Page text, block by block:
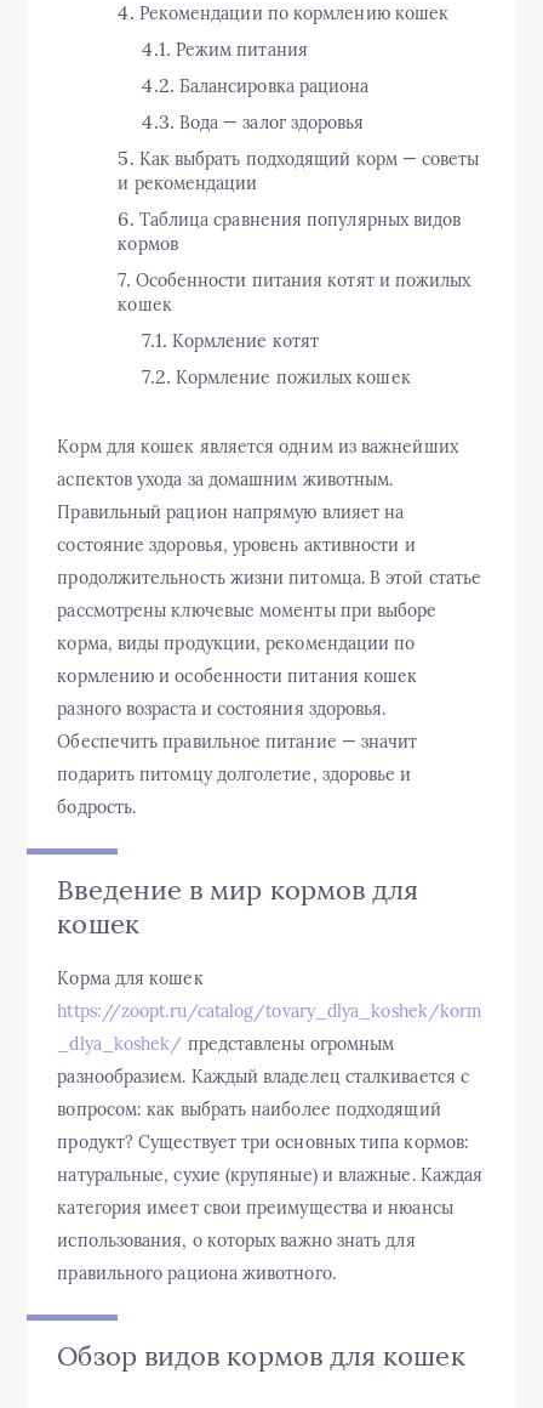
Рекомендации по кормлению кошек
Режим питания
Балансировка рациона
Вода — залог здоровья
Как выбрать подходящий корм — советы
и рекомендации
Таблица сравнения популярных видов
кормов
Особенности питания котят и пожилых
кошек
Кормление котят
Кормление пожилых кошек
Корм для кошек является одним из важнейших
аспектов ухода за домашним животным.
Правильный рацион напрямую влияет на
состояние здоровья, уровень активности и
продолжительность жизни питомца. В этой статье
рассмотрены ключевые моменты при выборе
корма, виды продукции, рекомендации по
кормлению и особенности питания кошек
разного возраста и состояния здоровья.
Обеспечить правильное питание — значит
подарить питомцу долголетие, здоровье и
бодрость.
Введение в мир кормов для
кошек
Корма для кошек
https://zoopt.ru/catalog/tovary_dlya_koshek/korm
_dlya_koshek/ представлены огромным
разнообразием. Каждый владелец сталкивается с
вопросом: как выбрать наиболее подходящий
продукт? Существует три основных типа кормов:
натуральные, сухие (крупяные) и влажные. Каждая
категория имеет свои преимущества и нюансы
использования, о которых важно знать для
правильного рациона животного.
Обзор видов кормов для кошек